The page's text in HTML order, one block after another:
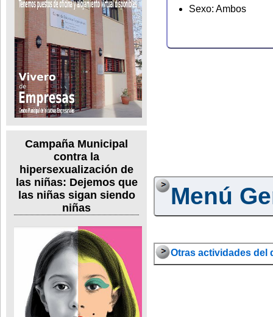
Campaña Municipal
contra la
hipersexualización de
las niñas: Dejemos que
las niñas sigan siendo
niñas
Sexo: Ambos
Menú
Otras actividades del